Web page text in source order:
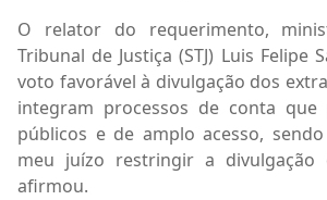
O relator do requerimento,
Tribunal de Justiça (STJ) Luis Felipe
voto favorável à divulgação dos
integram processos de conta
públicos e de amplo acesso,
meu juízo restringir a divulgação
afirmou.